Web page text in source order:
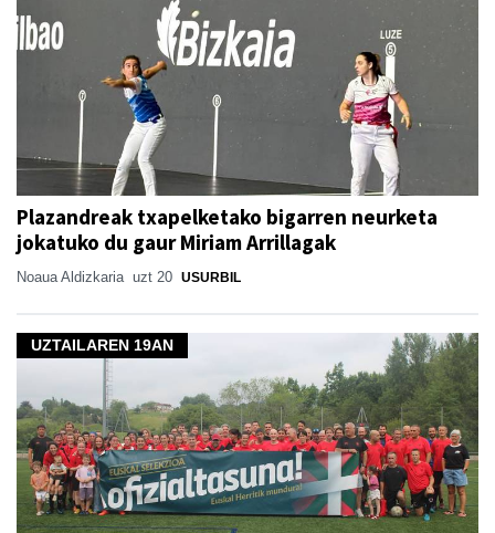
Plazandreak txapelketako bigarren neurketa
jokatuko du gaur Miriam Arrillagak
Noaua Aldizkaria uzt 20 USURBIL
UZTAILAREN 19AN